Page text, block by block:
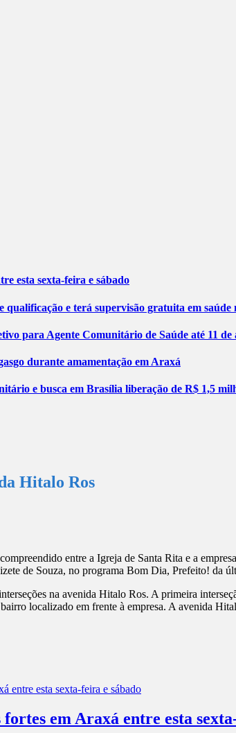
esta sexta-feira e sábado
e terá supervisão gratuita em saúde
para Agente Comunitário de Saúde até 11 de
durante amamentação em Araxá
e busca em Brasília liberação de R$ 1,5
Hitalo Ros
entre a Igreja de Santa Rita e a
de Souza, no programa Bom Dia, Prefeito! da
na avenida Hitalo Ros. A primeira
localizado em frente à empresa. A avenida
em Araxá entre esta